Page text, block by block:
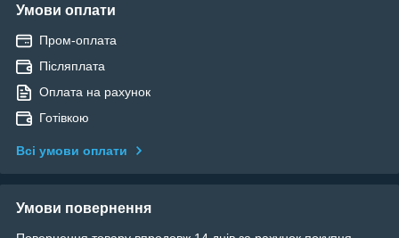
Умови оплати
Пром-оплата
Післяплата
Оплата на рахунок
Готівкою
Всі умови оплати
Умови повернення